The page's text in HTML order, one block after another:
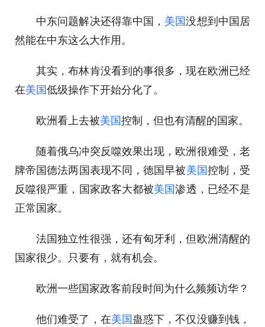
中东问题解决还得靠中国， 美国没想到中国居
然能在中东这么大作用。
其实，布林肯没看到的事很多，现在欧洲已经
在美国低级操作下开始分化了。
欧洲看上去被美国控制，但也有清醒的国家。
随着俄乌冲突反噬效果出现，欧洲很难受，老
牌帝国德法两国表现不同，德国早被美国控制，受
反噬很严重，国家政客大都被美国渗透，已经不是
正常国家。
法国独立性很强，还有匈牙利，但欧洲清醒的
国家很少。只要有，就有机会。
欧洲一些国家政客前段时间为什么频频访华？
他们难受了，在美国蛊惑下，不仅没赚到钱，